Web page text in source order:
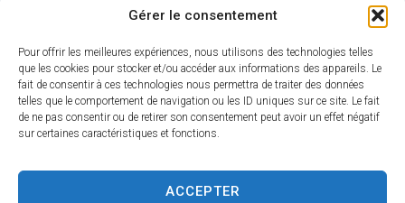
Gérer le consentement
Pour offrir les meilleures expériences, nous utilisons des technologies telles
que les cookies pour stocker et/ou accéder aux informations des appareils. Le
fait de consentir à ces technologies nous permettra de traiter des données
telles que le comportement de navigation ou les ID uniques sur ce site. Le fait
de ne pas consentir ou de retirer son consentement peut avoir un effet négatif
sur certaines caractéristiques et fonctions.
ACCEPTER
27307 BERNAY
02 32 46 63 00
Contact
Horaires d’ouverture
Du lundi au vendredi :
et de 13h30 à 17h